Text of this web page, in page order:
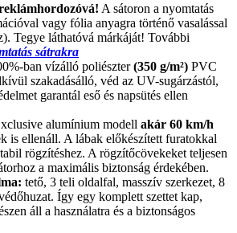
A sátoron a nyomtatás
vagy fólia anyagra történő vasalással
Tegye láthatóvá márkáját! További
sátrakra
ban vízálló poliészter(350 g/m²) PVC
szakadásálló, véd az UV-sugárzástól,
garantál eső és napsütés ellen
alumínium modell akár 60 km/h
is ellenáll. A lábak előkészített furatokkal
rögzítéshez. A rögzítőcövekeket teljesen
a maximális biztonság érdekében.
tető, 3 teli oldalfal, masszív szerkezet, 8
Így egy komplett szettet kap,
áll a használatra és a biztonságos